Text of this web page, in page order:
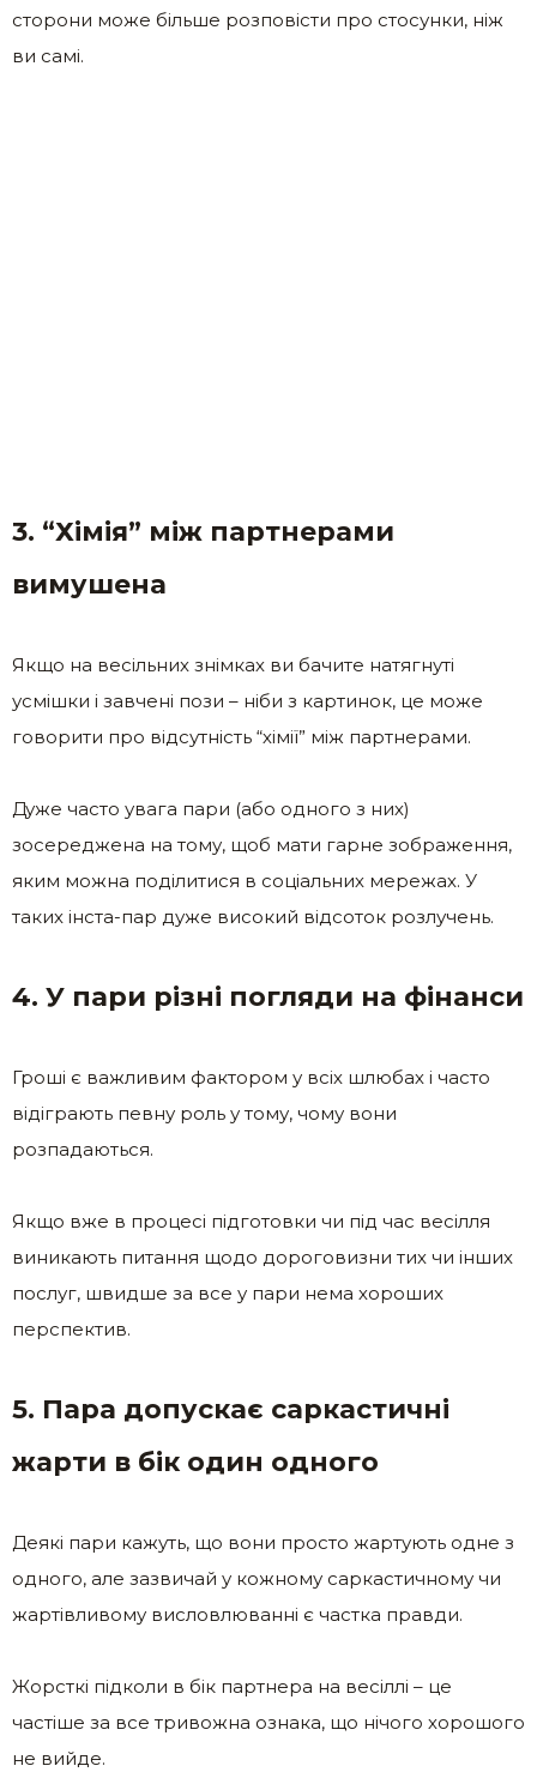
сторони може більше розповісти про стосунки, ніж
ви самі.
3. “Хімія” між партнерами
вимушена
Якщо на весільних знімках ви бачите натягнуті
усмішки і завчені пози – ніби з картинок, це може
говорити про відсутність “хімії” між партнерами.
Дуже часто увага пари (або одного з них)
зосереджена на тому, щоб мати гарне зображення,
яким можна поділитися в соціальних мережах. У
таких інста-пар дуже високий відсоток розлучень.
4. У пари різні погляди на фінанси
Гроші є важливим фактором у всіх шлюбах і часто
відіграють певну роль у тому, чому вони
розпадаються.
Якщо вже в процесі підготовки чи під час весілля
виникають питання щодо дороговизни тих чи інших
послуг, швидше за все у пари нема хороших
перспектив.
5. Пара допускає саркастичні
жарти в бік один одного
Деякі пари кажуть, що вони просто жартують одне з
одного, але зазвичай у кожному саркастичному чи
жартівливому висловлюванні є частка правди.
Жорсткі підколи в бік партнера на весіллі – це
частіше за все тривожна ознака, що нічого хорошого
не вийде.